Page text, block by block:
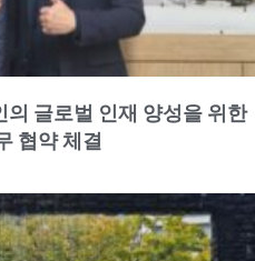
글로벌 인재 양성을 위한
협약 체결